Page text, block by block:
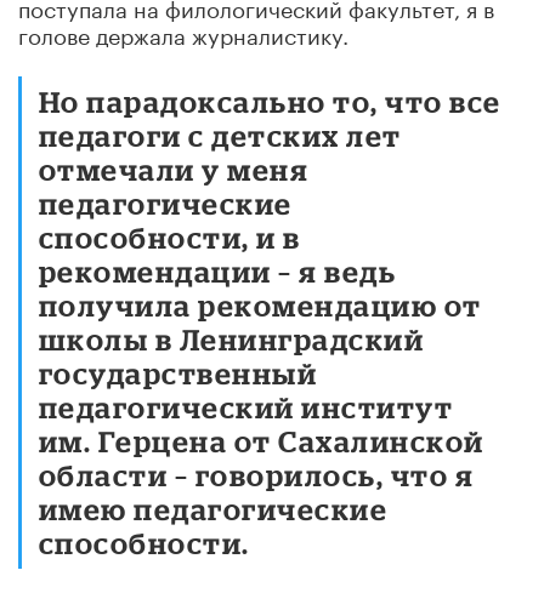
голове держала журналистику.
Но парадоксально то, что все
педагоги с детских лет
отмечали у меня
педагогические
способности, и в
рекомендации – я ведь
получила рекомендацию от
школы в Ленинградский
государственный
педагогический институт
им. Герцена от Сахалинской
области – говорилось, что я
имею педагогические
способности.